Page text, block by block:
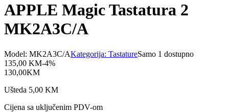
APPLE Magic Tastatura 2
MK2A3C/A
Model: MK2A3C/AKategorija: TastatureSamo 1 dostupno
135,00 KM-4%
130,00KM
Ušteda 5,00 KM
Cijena sa uključenim PDV-om